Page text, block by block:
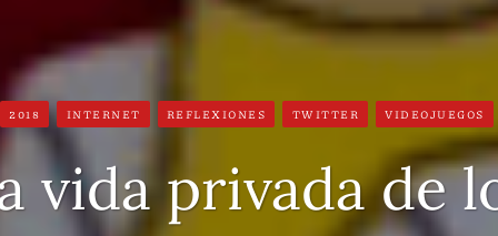
2018 INTERNET REFLEXIONES TWITTER VIDEOJUEGOS
vida privada de